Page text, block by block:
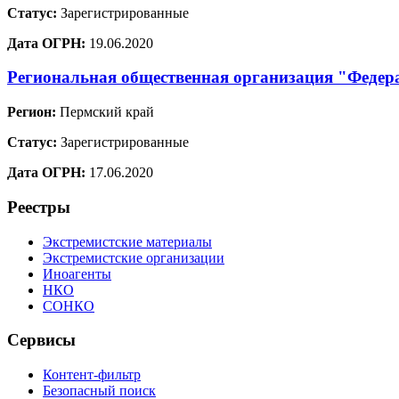
Статус: Зарегистрированные
Дата ОГРН: 19.06.2020
Региональная общественная организация
Регион: Пермский край
Статус: Зарегистрированные
Дата ОГРН: 17.06.2020
Реестры
Экстремистские материалы
Экстремистские организации
Иноагенты
НКО
СОНКО
Сервисы
Контент-фильтр
Безопасный поиск